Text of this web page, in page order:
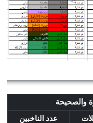
والصحيحة
عدد الناخبين